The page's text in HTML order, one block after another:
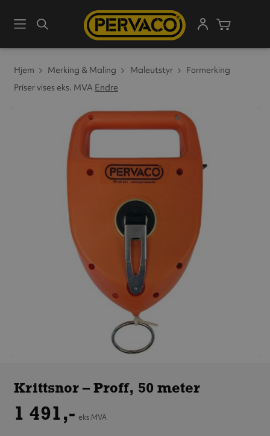
MenySøk
Hjem Merking & Maling Maleutstyr
Formerking
Priser vises eks. MVA Endre
50 meter
Krittsnor – Proff, 50 meter
1 491,- eks.MVA